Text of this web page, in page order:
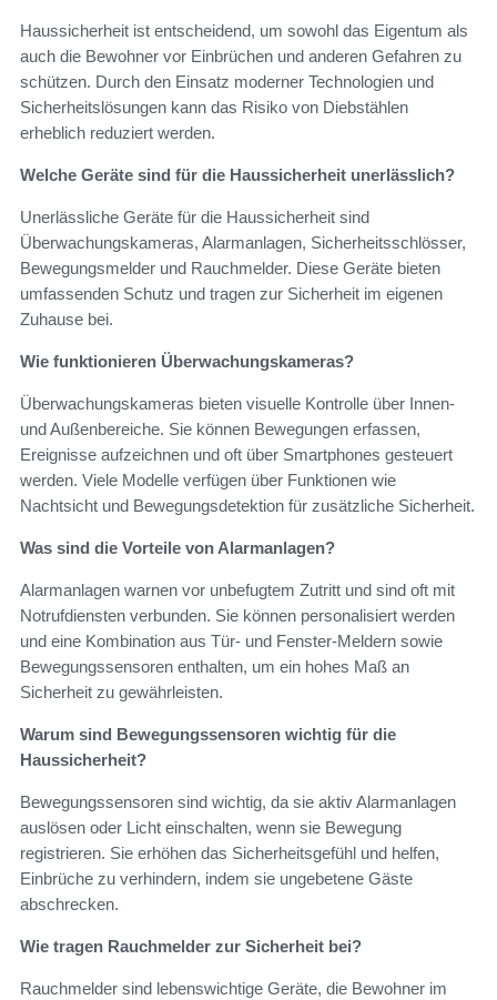
Haussicherheit ist entscheidend, um sowohl das Eigentum als
auch die Bewohner vor Einbrüchen und anderen Gefahren zu
schützen. Durch den Einsatz moderner Technologien und
Sicherheitslösungen kann das Risiko von Diebstählen
erheblich reduziert werden.
Welche Geräte sind für die Haussicherheit unerlässlich?
Unerlässliche Geräte für die Haussicherheit sind
Überwachungskameras, Alarmanlagen, Sicherheitsschlösser,
Bewegungsmelder und Rauchmelder. Diese Geräte bieten
umfassenden Schutz und tragen zur Sicherheit im eigenen
Zuhause bei.
Wie funktionieren Überwachungskameras?
Überwachungskameras bieten visuelle Kontrolle über Innen-
und Außenbereiche. Sie können Bewegungen erfassen,
Ereignisse aufzeichnen und oft über Smartphones gesteuert
werden. Viele Modelle verfügen über Funktionen wie
Nachtsicht und Bewegungsdetektion für zusätzliche Sicherheit.
Was sind die Vorteile von Alarmanlagen?
Alarmanlagen warnen vor unbefugtem Zutritt und sind oft mit
Notrufdiensten verbunden. Sie können personalisiert werden
und eine Kombination aus Tür- und Fenster-Meldern sowie
Bewegungssensoren enthalten, um ein hohes Maß an
Sicherheit zu gewährleisten.
Warum sind Bewegungssensoren wichtig für die
Haussicherheit?
Bewegungssensoren sind wichtig, da sie aktiv Alarmanlagen
auslösen oder Licht einschalten, wenn sie Bewegung
registrieren. Sie erhöhen das Sicherheitsgefühl und helfen,
Einbrüche zu verhindern, indem sie ungebetene Gäste
abschrecken.
Wie tragen Rauchmelder zur Sicherheit bei?
Rauchmelder sind lebenswichtige Geräte, die Bewohner im